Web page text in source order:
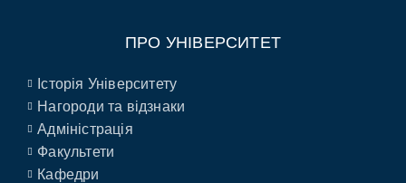
ПРО УНІВЕРСИТЕТ
Історія Університету
Нагороди та відзнаки
Адміністрація
Факультети
Кафедри